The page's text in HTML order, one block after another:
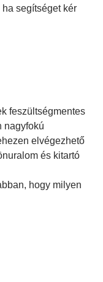
segítséget kér
feszültségmentes
nagyfokú
elvégezhető
és kitartó
hogy milyen